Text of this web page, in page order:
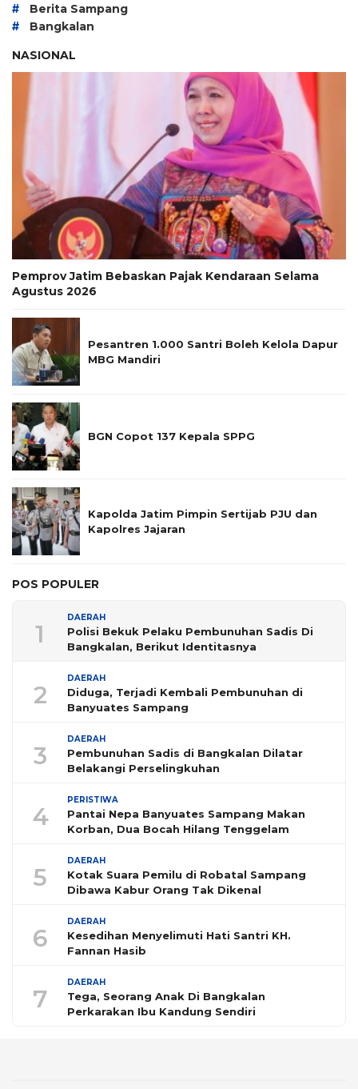
# Berita Sampang
#
Bangkalan
NASIONAL
Pemprov Jatim Bebaskan Pajak Kendaraan Selama
Agustus 2026
Pesantren 1.000 Santri Boleh Kelola Dapur
MBG Mandiri
BGN Copot 137 Kepala SPPG
Kapolda Jatim Pimpin Sertijab PJU dan
Kapolres Jajaran
POS POPULER
1
DAERAH
Polisi Bekuk Pelaku Pembunuhan Sadis Di
Bangkalan, Berikut Identitasnya
2
DAERAH
Diduga, Terjadi Kembali Pembunuhan di
Banyuates Sampang
3
DAERAH
Pembunuhan Sadis di Bangkalan Dilatar
Belakangi Perselingkuhan
4
PERISTIWA
Pantai Nepa Banyuates Sampang Makan
Korban, Dua Bocah Hilang Tenggelam
5
DAERAH
Kotak Suara Pemilu di Robatal Sampang
Dibawa Kabur Orang Tak Dikenal
6
DAERAH
Kesedihan Menyelimuti Hati Santri KH.
Fannan Hasib
7
DAERAH
Tega, Seorang Anak Di Bangkalan
Perkarakan Ibu Kandung Sendiri